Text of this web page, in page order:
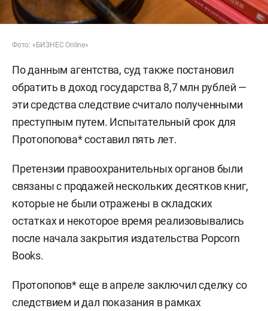
Фото: «БИЗНЕС Online»
По данным агентства, суд также постановил
обратить в доход государства 8,7 млн рублей —
эти средства следствие считало полученными
преступным путем. Испытательный срок для
Протопопова* составил пять лет.
Претензии правоохранительных органов были
связаны с продажей нескольких десятков книг,
которые не были отражены в складских
остатках и некоторое время реализовывались
после начала закрытия издательства Popcorn
Books.
Протопопов* еще в апреле заключил сделку со
следствием и дал показания в рамках